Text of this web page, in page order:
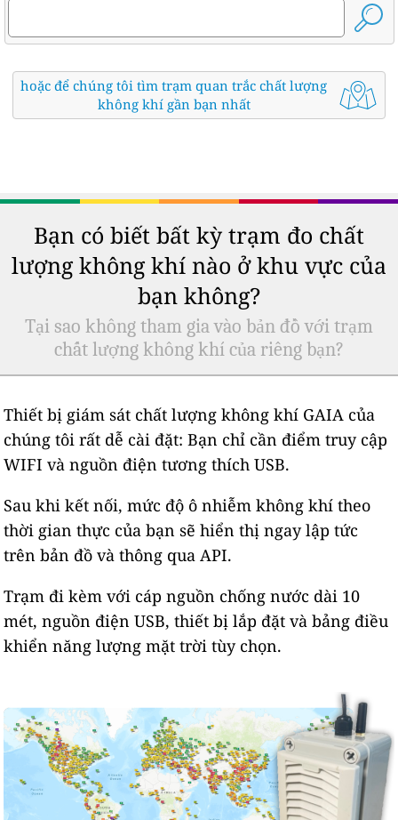
hoặc để chúng tôi tìm trạm quan trắc chất lượng
không khí gần bạn nhất
Bạn có biết bất kỳ trạm đo chất
lượng không khí nào ở khu vực của
bạn không?
Tại sao không tham gia vào bản đồ với trạm
chất lượng không khí của riêng bạn?
Thiết bị giám sát chất lượng không khí GAIA của
chúng tôi rất dễ cài đặt: Bạn chỉ cần điểm truy cập
WIFI và nguồn điện tương thích USB.
Sau khi kết nối, mức độ ô nhiễm không khí theo
thời gian thực của bạn sẽ hiển thị ngay lập tức
trên bản đồ và thông qua API.
Trạm đi kèm với cáp nguồn chống nước dài 10
mét, nguồn điện USB, thiết bị lắp đặt và bảng điều
khiển năng lượng mặt trời tùy chọn.